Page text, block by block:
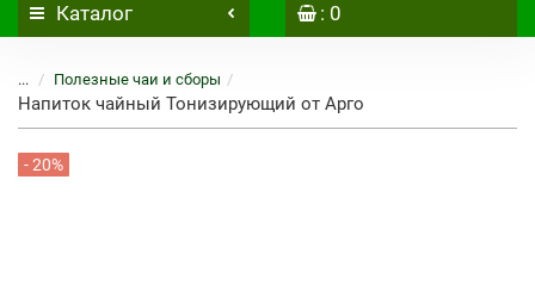
Каталог : 0
... Полезные чаи и сборы
Напиток чайный Тонизирующий от Арго
- 20%